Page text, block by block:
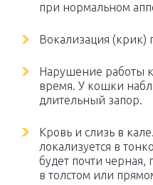
при нормальном
Вокализация (крик)
Нарушение работы
время. У кошки
длительный запор.
Кровь и слизь в
локализуется в
будет почти
в толстом или